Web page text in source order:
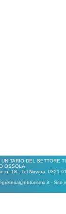
DEL SETTORE
OSSOLA
n. 18 - Tel Novara: 0321
- Sito